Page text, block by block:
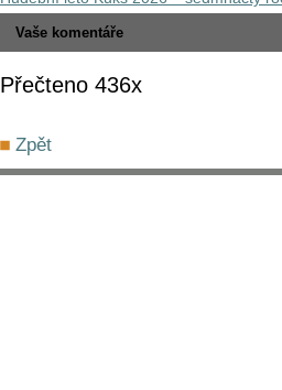
Vaše komentáře
Přečteno 436x
Zpět